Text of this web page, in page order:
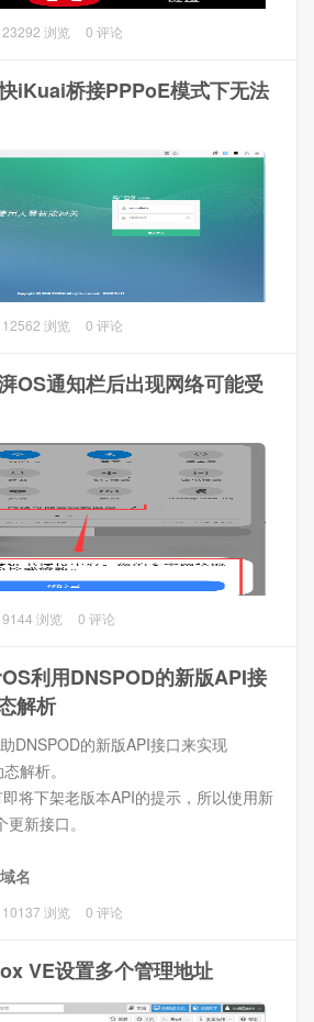
就会出现视频彩铃广告，有的广告质
澎湃OS（Xiaomi HyperOS），需要
设置。设置 -> 我的设备 -> 全部参数
23292 浏览 0 评论
iKuai桥接PPPoE模式下无法
现不能再通过路由器访问光猫后台
的帧直接透传给上行接口，对于
，就像直接用一根网线连接了远端
当我们访问192.168.1.1时，数据直接发
以无法访问光猫。
12562 浏览 0 评论
OS通知栏后出现网络可能受
装证书授权中心。您的安全网络流量可
”
出现的原因是因为手机上可能安装了
用，这样的应用可以对手机的网络数
9144 浏览 0 评论
利用DNSPOD的新版API接
解析
DNSPOD的新版API接口来实现
解析。
将下架老版本API的提示，所以使用新
新接口。
名
解析，然后在腾讯云后台开启的API
：
cam/capi
10137 浏览 0 评论
VE设置多个管理地址